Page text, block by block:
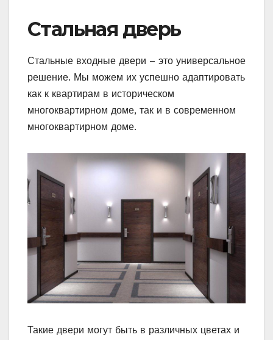
Стальная дверь
Стальные входные двери – это универсальное
решение. Мы можем их успешно адаптировать
как к квартирам в историческом
многоквартирном доме, так и в современном
многоквартирном доме.
Такие двери могут быть в различных цветах и ​​